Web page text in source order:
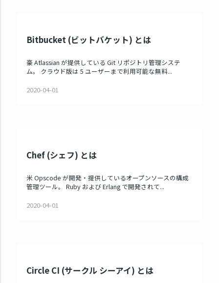
Bitbucket (ビットバケット) とは
豪 Atlassian が提供している Git リポジトリ管理システ
ム。 クラウド版は 5 ユーザーまで利用可能な無料...
2020-04-01
Chef (シェフ) とは
米 Opscode が開発・提供しているオープンソースの構成
管理ツール。 Ruby および Erlang で開発されて...
2020-04-01
Circle CI (サークル シーアイ) とは